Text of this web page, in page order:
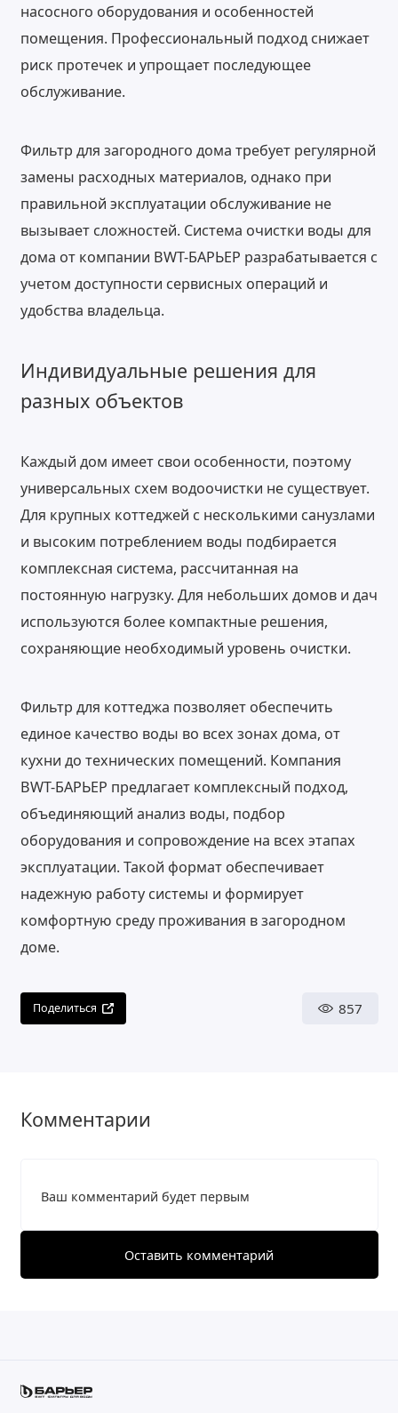
насосного оборудования и особенностей
помещения. Профессиональный подход снижает
риск протечек и упрощает последующее
обслуживание.
Фильтр для загородного дома требует регулярной
замены расходных материалов, однако при
правильной эксплуатации обслуживание не
вызывает сложностей. Система очистки воды для
дома от компании BWT-БАРЬЕР разрабатывается с
учетом доступности сервисных операций и
удобства владельца.
Индивидуальные решения для
разных объектов
Каждый дом имеет свои особенности, поэтому
универсальных схем водоочистки не существует.
Для крупных коттеджей с несколькими санузлами
и высоким потреблением воды подбирается
комплексная система, рассчитанная на
постоянную нагрузку. Для небольших домов и дач
используются более компактные решения,
сохраняющие необходимый уровень очистки.
Фильтр для коттеджа позволяет обеспечить
единое качество воды во всех зонах дома, от
кухни до технических помещений. Компания
BWT-БАРЬЕР предлагает комплексный подход,
объединяющий анализ воды, подбор
оборудования и сопровождение на всех этапах
эксплуатации. Такой формат обеспечивает
надежную работу системы и формирует
комфортную среду проживания в загородном
доме.
Поделиться 857
Комментарии
Ваш комментарий будет первым
Оставить комментарий